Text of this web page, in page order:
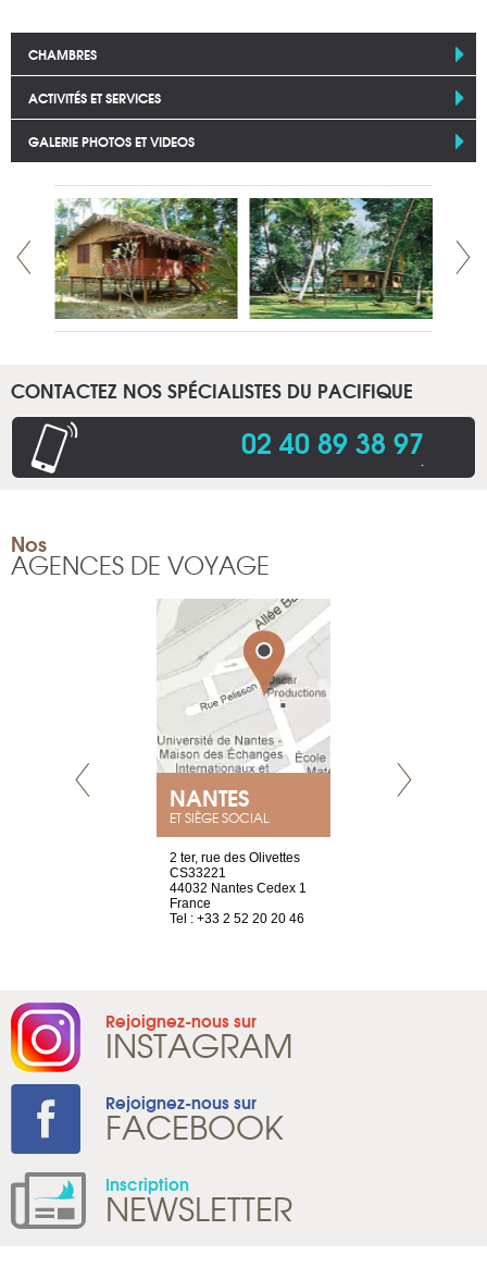
CHAMBRES
ACTIVITÉS ET SERVICES
GALERIE PHOTOS ET VIDEOS
CONTACTEZ NOS SPÉCIALISTES DU PACIFIQUE
02 40 89 38 97.
Nos
AGENCES DE VOYAGE
NANTES
ET SIÈGE SOCIAL
2 ter, rue des Olivettes
CS33221
44032 Nantes Cedex 1
France
Tel : +33 2 52 20 20 46
Rejoignez-nous sur
INSTAGRAM
Rejoignez-nous sur
FACEBOOK
Inscription
NEWSLETTER